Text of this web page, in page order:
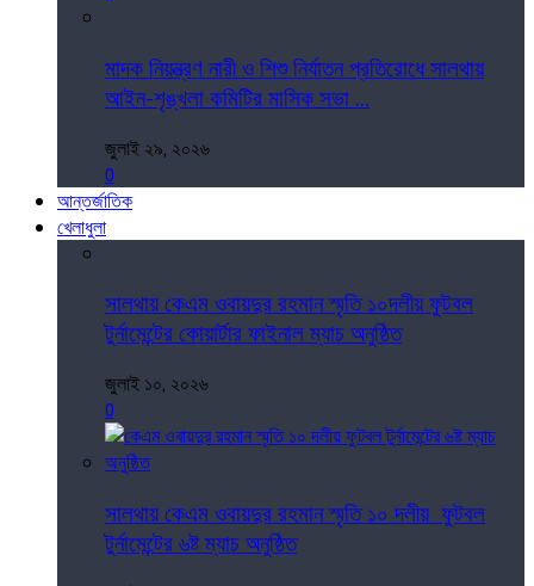
মাদক নিয়ন্ত্রণ নারী ও শিশু নির্যাতন প্রতিরোধে সালথায়
আইন-শৃঙ্খলা কমিটির মাসিক সভা ...
জুলাই ২৯, ২০২৬
0
আন্তর্জাতিক
খেলাধুলা
সালথায় কেএম ওবায়দুর রহমান স্মৃতি ১০দলীয় ফুটবল
টুর্নামেন্টের কোয়ার্টার ফাইনাল ম্যাচ অনুষ্ঠিত
জুলাই ১০, ২০২৬
0
সালথায় কেএম ওবায়দুর রহমান স্মৃতি ১০ দলীয় ফুটবল
টুর্নামেন্টের ৬ষ্ট ম্যাচ অনুষ্ঠিত